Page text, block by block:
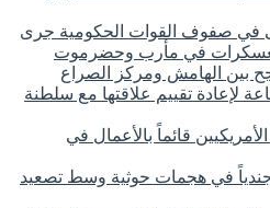
في صفوف القوات الحكومية جرى
في مأرب وحضرموت
بين الهامش ومركز الصراع
لإعادة تقييم علاقتها مع سلطنة
قائماً بالأعمال في
مقتل وإصابة 11 جندياً في هجمات حوثية وسط تصعيد